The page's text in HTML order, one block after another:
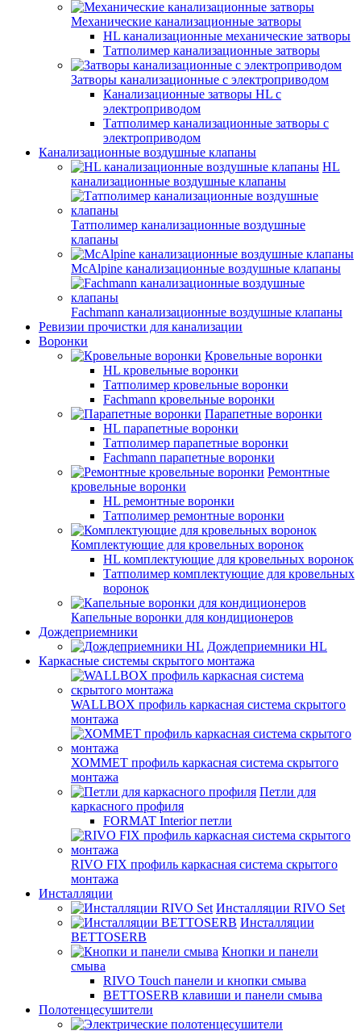
Механические канализационные затворы
HL канализационные механические затворы
Татполимер канализационные затворы
Затворы канализационные с электроприводом
Канализационные затворы HL с
электроприводом
Татполимер канализационные затворы с
электроприводом
Канализационные воздушные клапаны
HL
канализационные воздушные клапаны
Татполимер канализационные воздушные
клапаны
McAlpine канализационные воздушные клапаны
Fachmann канализационные воздушные клапаны
Ревизии прочистки для канализации
Воронки
Кровельные воронки
HL кровельные воронки
Татполимер кровельные воронки
Fachmann кровельные воронки
Парапетные воронки
HL парапетные воронки
Татполимер парапетные воронки
Fachmann парапетные воронки
Ремонтные
кровельные воронки
HL ремонтные воронки
Татполимер ремонтные воронки
Комплектующие для кровельных воронок
HL комплектующие для кровельных воронок
Татполимер комплектующие для кровельных
воронок
Капельные воронки для кондиционеров
Дождеприемники
Дождеприемники HL
Каркасные системы скрытого монтажа
WALLBOX профиль каркасная система скрытого
монтажа
ХОММЕТ профиль каркасная система скрытого
монтажа
Петли для
каркасного профиля
FORMAT Interior петли
RIVO FIX профиль каркасная система скрытого
монтажа
Инсталляции
Инсталляции RIVO Set
Инсталляции
BETTOSERB
Кнопки и панели
смыва
RIVO Touch панели и кнопки смыва
BETTOSERB клавиши и панели смыва
Полотенцесушители